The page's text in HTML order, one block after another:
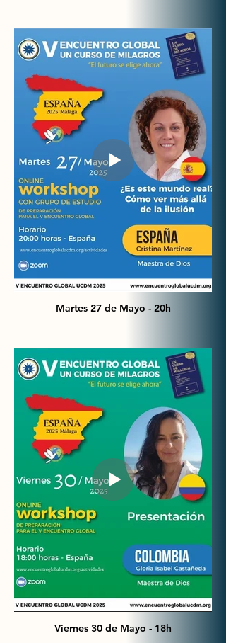
Martes 27 de Mayo - 20h
Viernes 30 de Mayo - 18h